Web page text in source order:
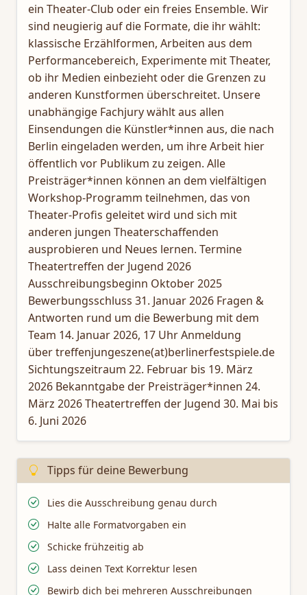
ein Theater-Club oder ein freies Ensemble. Wir
sind neugierig auf die Formate, die ihr wählt:
klassische Erzählformen, Arbeiten aus dem
Performancebereich, Experimente mit Theater,
ob ihr Medien einbezieht oder die Grenzen zu
anderen Kunstformen überschreitet. Unsere
unabhängige Fachjury wählt aus allen
Einsendungen die Künstler*innen aus, die nach
Berlin eingeladen werden, um ihre Arbeit hier
öffentlich vor Publikum zu zeigen. Alle
Preisträger*innen können an dem vielfältigen
Workshop-Programm teilnehmen, das von
Theater-Profis geleitet wird und sich mit
anderen jungen Theaterschaffenden
ausprobieren und Neues lernen. Termine
Theatertreffen der Jugend 2026
Ausschreibungsbeginn Oktober 2025
Bewerbungsschluss 31. Januar 2026 Fragen &
Antworten rund um die Bewerbung mit dem
Team 14. Januar 2026, 17 Uhr Anmeldung
über treffenjungeszene(at)berlinerfestspiele.de
Sichtungszeitraum 22. Februar bis 19. März
2026 Bekanntgabe der Preisträger*innen 24.
März 2026 Theatertreffen der Jugend 30. Mai bis
6. Juni 2026
Tipps für deine Bewerbung
Lies die Ausschreibung genau durch
Halte alle Formatvorgaben ein
Schicke frühzeitig ab
Lass deinen Text Korrektur lesen
Bewirb dich bei mehreren Ausschreibungen